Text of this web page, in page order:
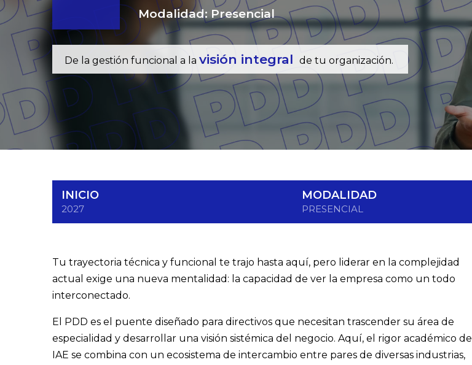
Modalidad: Presencial
De la gestión funcional a la visión integral de tu organización.
INICIO
2027
MODALIDAD
PRESENCIAL
Tu trayectoria técnica y funcional te trajo hasta aquí, pero liderar en la complejidad
actual exige una nueva mentalidad: la capacidad de ver la empresa como un todo
interconectado.
El PDD es el puente diseñado para directivos que necesitan trascender su área de
especialidad y desarrollar una visión sistémica del negocio. Aquí, el rigor académico del
IAE se combina con un ecosistema de intercambio entre pares de diversas industrias,